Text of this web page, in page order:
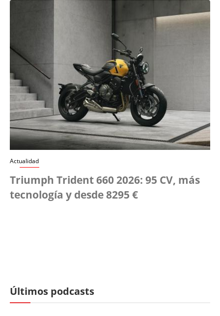
Actualidad
Triumph Trident 660 2026: 95 CV, más
tecnología y desde 8295 €
Últimos podcasts